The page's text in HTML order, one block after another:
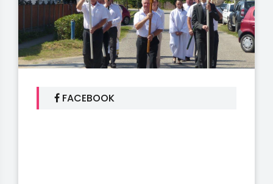
FACEBOOK